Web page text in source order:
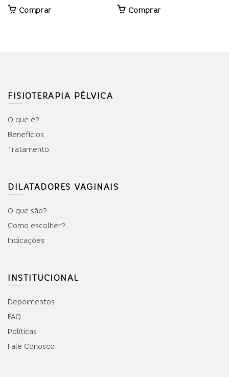
price
Comprar Comprar
FISIOTERAPIA PÉLVICA
O que é?
Benefícios
Tratamento
DILATADORES VAGINAIS
O que são?
Como escolher?
Indicações
INSTITUCIONAL
Depoimentos
FAQ
Políticas
Fale Conosco